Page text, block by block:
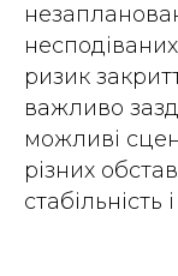
ризик
важливо
можливі
різних